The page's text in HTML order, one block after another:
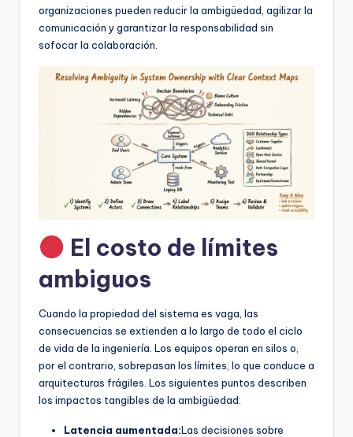
w
U
p
d
organizaciones pueden reducir la ambigüedad, agilizar la
comunicación y garantizar la responsabilidad sin
sofocar la colaboración.
El costo de límites
ambiguos
Cuando la propiedad del sistema es vaga, las
consecuencias se extienden a lo largo de todo el ciclo
de vida de la ingeniería. Los equipos operan en silos o,
por el contrario, sobrepasan los límites, lo que conduce a
arquitecturas frágiles. Los siguientes puntos describen
los impactos tangibles de la ambigüedad:
Latencia aumentada:Las decisiones sobre